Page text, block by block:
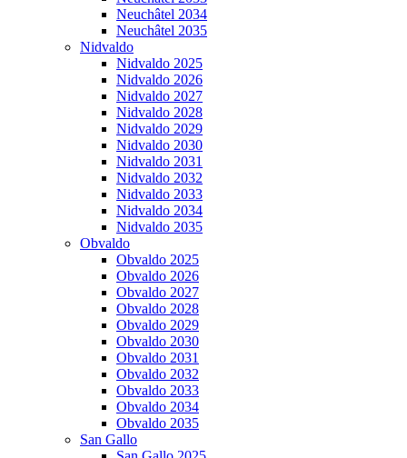
Neuchâtel 2034
Neuchâtel 2035
Nidvaldo
Nidvaldo 2025
Nidvaldo 2026
Nidvaldo 2027
Nidvaldo 2028
Nidvaldo 2029
Nidvaldo 2030
Nidvaldo 2031
Nidvaldo 2032
Nidvaldo 2033
Nidvaldo 2034
Nidvaldo 2035
Obvaldo
Obvaldo 2025
Obvaldo 2026
Obvaldo 2027
Obvaldo 2028
Obvaldo 2029
Obvaldo 2030
Obvaldo 2031
Obvaldo 2032
Obvaldo 2033
Obvaldo 2034
Obvaldo 2035
San Gallo